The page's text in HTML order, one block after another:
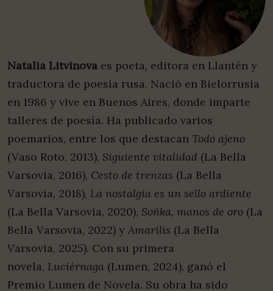
Natalia Litvinova es poeta, editora en Llantén y
traductora de poesía rusa. Nació en Bielorrusia
en 1986 y vive en Buenos Aires, donde imparte
talleres de poesía. Ha publicado varios
poemarios, entre los que destacan Todo ajeno
(Vaso Roto, 2013), Siguiente vitalidad (La Bella
Varsovia, 2016), Cesto de trenzas (La Bella
Varsovia, 2018), La nostalgia es un sello ardiente
(La Bella Varsovia, 2020), Soñka, manos de oro (La
Bella Varsovia, 2022) y Amarilis (La Bella
Varsovia, 2025). Con su primera
novela, Luciérnaga (Lumen, 2024), ganó el
Premio Lumen de Novela. Su obra ha sido